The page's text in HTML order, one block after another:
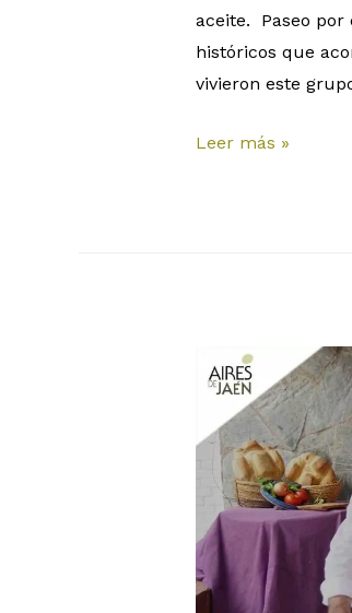
aceite. Paseo por
históricos que
vivieron este
Leer más »